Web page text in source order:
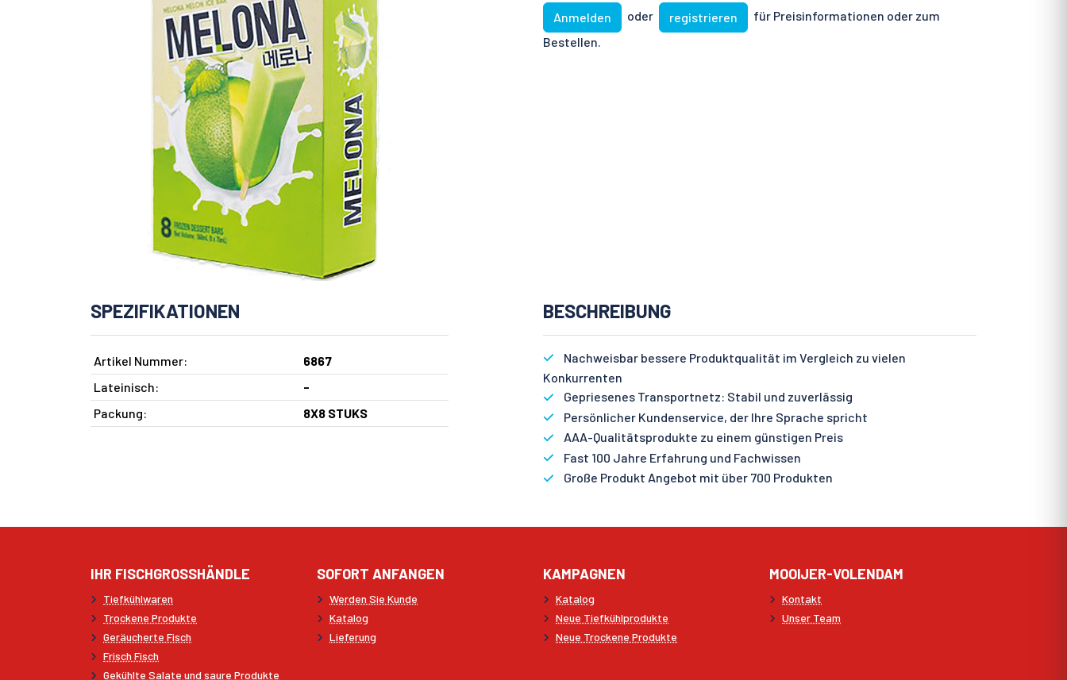
Anmelden oder registrieren
für Preisinformationen oder zum
Bestellen.
SPEZIFIKATIONEN
Artikel Nummer:
6867
Lateinisch:
-
Packung:
8X8 STUKS
BESCHREIBUNG
Nachweisbar bessere Produktqualität im Vergleich zu vielen
Konkurrenten
Gepriesenes Transportnetz: Stabil und zuverlässig
Persönlicher Kundenservice, der Ihre Sprache spricht
AAA-Qualitätsprodukte zu einem günstigen Preis
Fast 100 Jahre Erfahrung und Fachwissen
Große Produkt Angebot mit über 700 Produkten
IHR FISCHGROSSHÄNDLE
Tiefkühlwaren
Trockene Produkte
Geräucherte Fisch
Frisch Fisch
Gekühlte Salate und saure Produkte
SOFORT ANFANGEN
Werden Sie Kunde
Katalog
Lieferung
KAMPAGNEN
Katalog
Neue Tiefkühlprodukte
Neue Trockene Produkte
MOOIJER-VOLENDAM
Kontakt
Unser Team